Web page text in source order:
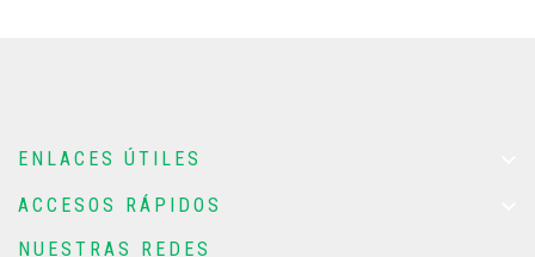
ENLACES ÚTILES
ACCESOS RÁPIDOS
NUESTRAS REDES